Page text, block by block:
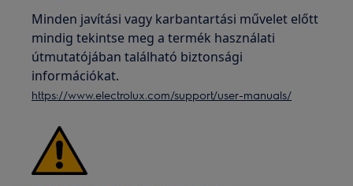
Minden javítási vagy karbantartási művelet előtt
mindig tekintse meg a termék használati
útmutatójában található biztonsági
információkat.
https://www.electrolux.com/support/user-manuals/